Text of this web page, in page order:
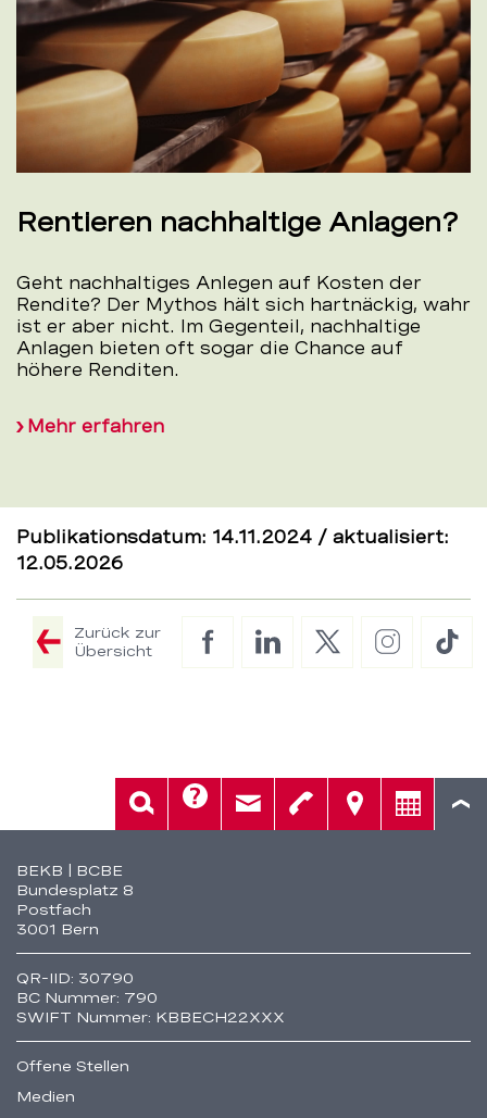
Rentieren nachhaltige Anlagen?
Geht nachhaltiges Anlegen auf Kosten der
Rendite? Der Mythos hält sich hartnäckig, wahr
ist er aber nicht. Im Gegenteil, nachhaltige
Anlagen bieten oft sogar die Chance auf
höhere Renditen.
Mehr erfahren
Publikationsdatum: 14.11.2024 / aktualisiert:
12.05.2026
Zurück zur
Übersicht
FacebookLinkedInTwitterInstagram
Fusszeile
BEKB | BCBE
Bundesplatz 8
Postfach
3001 Bern
QR-IID: 30790
BC Nummer: 790
SWIFT Nummer: KBBECH22XXX
Offene Stellen
Medien